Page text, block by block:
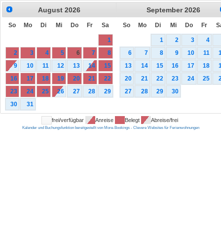
August 2026
So Mo Di Mi Do Fr Sa
1
2
3 4 5 6 7
8
9
10 11 12 13 14
15
16
17 18 19 20 21
22
23
24 25 26 27 28
29
30
31
September 2026
So Mo Di Mi Do Fr
1 2 3
4
6
7 8 9 10 11
13
14 15 16 17 18
20
21 22 23 24 25
27
28 29 30
frei/verfügbar Anreise Belegt Abreise/frei
Kalender und Buchungsfunktion bereitgestellt von More-Bookings - Clevere Websites für Ferienwohnungen